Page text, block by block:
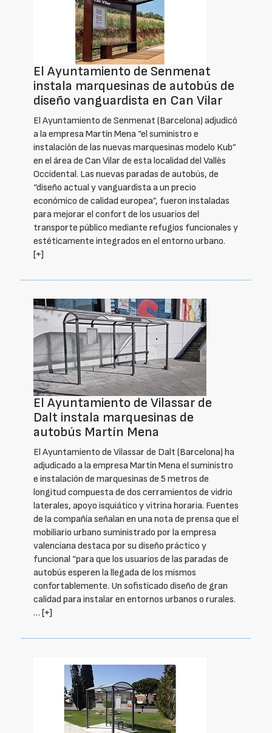
El Ayuntamiento de Senmenat
instala marquesinas de autobús de
diseño vanguardista en Can Vilar
El Ayuntamiento de Senmenat (Barcelona) adjudicó
a la empresa Martín Mena “el suministro e
instalación de las nuevas marquesinas modelo Kub”
en el área de Can Vilar de esta localidad del Vallès
Occidental. Las nuevas paradas de autobús, de
“diseño actual y vanguardista a un precio
económico de calidad europea”, fueron instaladas
para mejorar el confort de los usuarios del
transporte público mediante refugios funcionales y
estéticamente integrados en el entorno urbano.
[+]
El Ayuntamiento de Vilassar de
Dalt instala marquesinas de
autobús Martín Mena
El Ayuntamiento de Vilassar de Dalt (Barcelona) ha
adjudicado a la empresa Martín Mena el suministro
e instalación de marquesinas de 5 metros de
longitud compuesta de dos cerramientos de vidrio
laterales, apoyo isquiático y vitrina horaria. Fuentes
de la compañía señalan en una nota de prensa que el
mobiliario urbano suministrado por la empresa
valenciana destaca por su diseño práctico y
funcional “para que los usuarios de las paradas de
autobús esperen la llegada de los mismos
confortablemente. Un sofisticado diseño de gran
calidad para instalar en entornos urbanos o rurales.
… [+]